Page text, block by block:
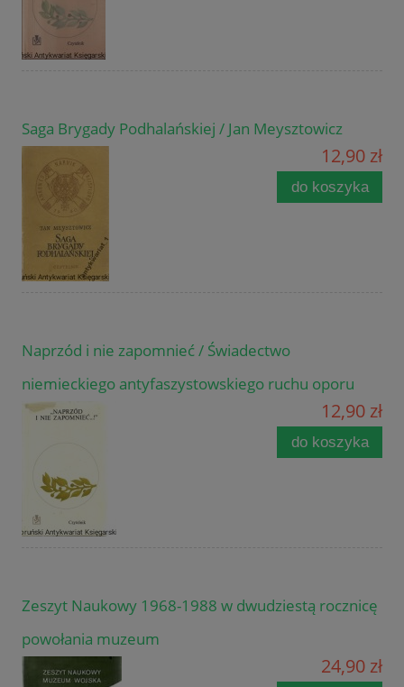
Saga Brygady Podhalańskiej / Jan Meysztowicz
12,90 zł
do koszyka
Naprzód i nie zapomnieć / Świadectwo
niemieckiego antyfaszystowskiego ruchu oporu
12,90 zł
do koszyka
Zeszyt Naukowy 1968-1988 w dwudziestą rocznicę
powołania muzeum
24,90 zł